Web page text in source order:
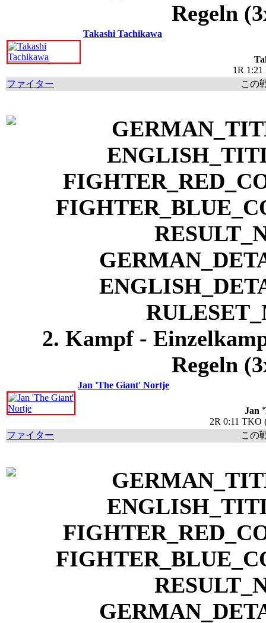
Regeln
Takashi Tachikawa
1R
ファイター
この
2. Kampf -
Regeln
Jan 'The Giant' Nortje
Jan
2R 0:11 TKO
ファイター
この